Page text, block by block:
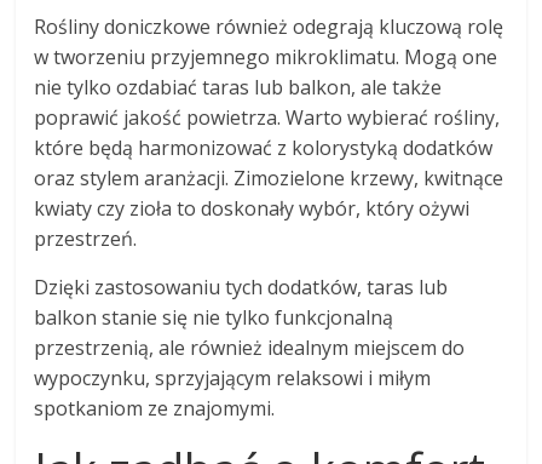
Rośliny doniczkowe również odegrają kluczową rolę
w tworzeniu przyjemnego mikroklimatu. Mogą one
nie tylko ozdabiać taras lub balkon, ale także
poprawić jakość powietrza. Warto wybierać rośliny,
które będą harmonizować z kolorystyką dodatków
oraz stylem aranżacji. Zimozielone krzewy, kwitnące
kwiaty czy zioła to doskonały wybór, który ożywi
przestrzeń.
Dzięki zastosowaniu tych dodatków, taras lub
balkon stanie się nie tylko funkcjonalną
przestrzenią, ale również idealnym miejscem do
wypoczynku, sprzyjającym relaksowi i miłym
spotkaniom ze znajomymi.